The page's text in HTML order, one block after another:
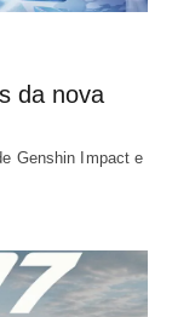
da nova
Genshin Impact e